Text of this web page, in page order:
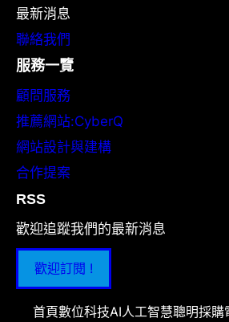
最新消息
聯絡我們
服務一覽
顧問服務
推薦網站:CyberQ
網站設計與建構
合作提案
RSS
歡迎追蹤我們的最新消息
歡迎訂閱 !
首頁數位科技AI人工智慧聰明採購